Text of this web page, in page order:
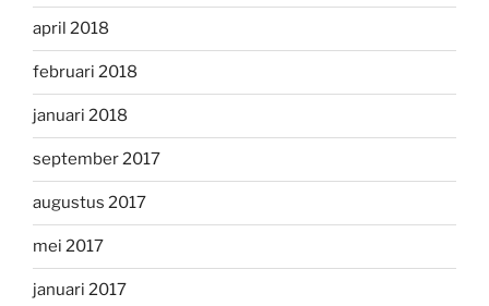
april 2018
februari 2018
januari 2018
september 2017
augustus 2017
mei 2017
januari 2017